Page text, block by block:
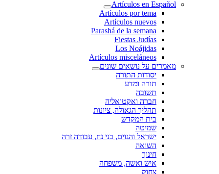
Artículos en Español
Artículos por tema
Artículos nuevos
Parashá de la semana
Fiestas Judías
Los Noájidas
Artículos misceláneos
מאמרים על נושאים שונים
יסודות התורה
תורה ומדע
תשובה
חברה ואקטואליה
תהליך הגאולה, ציונות
בית המקדש
שמיטה
ישראל והגוים, בני נח, עבודה זרה
השואה
חינוך
איש ואשה, משפחה
צחוק